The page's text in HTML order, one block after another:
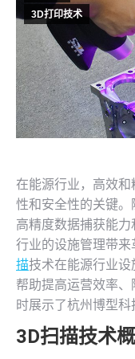
3D打印技术
在能源行业，高效
性和安全性的关键。
高精度数据捕获能
行业的设施管理带
描技术在能源行业
帮助提高运营效率
时展示了杭州博型科
3D扫描技术